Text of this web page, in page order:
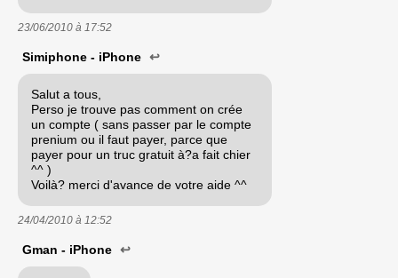
23/06/2010 à 17:52
Simiphone - iPhone ↩
Salut a tous,
Perso je trouve pas comment on crée
un compte ( sans passer par le compte
prenium ou il faut payer, parce que
payer pour un truc gratuit à?a fait chier
^^ )
Voilà? merci d'avance de votre aide ^^
24/04/2010 à 12:52
Gman - iPhone ↩